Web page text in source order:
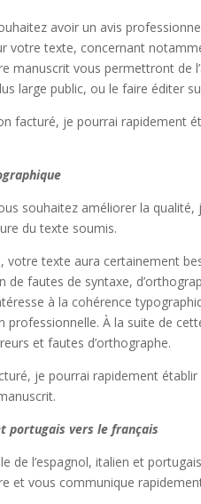
avoir un avis
votre texte, concernant
manuscrit vous permettront de
large public, ou le faire éditer
facturé, je pourrai rapidement
souhaitez améliorer la
du texte soumis.
votre texte aura certainement
de fautes de syntaxe,
à la cohérence
professionnelle. À la suite de
et fautes d’orthographe.
je pourrai rapidement
portugais vers le français
de l’espagnol, italien et
et vous communique